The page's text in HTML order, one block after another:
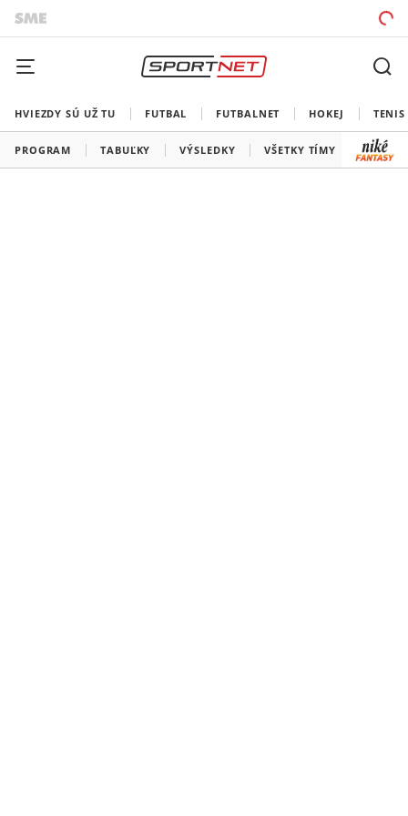
HVIEZDY SÚ UŽ TU FUTBAL FUTBALNET HOKEJ TENIS
PROGRAM TABUĽKY VÝSLEDKY VŠETKY TÍMY